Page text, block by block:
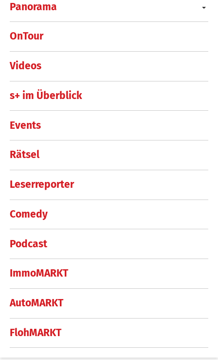
Panorama
OnTour
Videos
s+ im Überblick
Events
Rätsel
Leserreporter
Comedy
Podcast
ImmoMARKT
AutoMARKT
FlohMARKT